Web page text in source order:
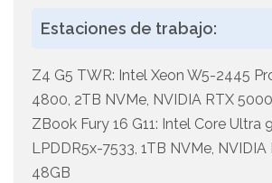
Estaciones de trabajo:
Z4 G5 TWR: Intel Xeon W5-2445
4800, 2TB NVMe, NVIDIA RTX 5000
ZBook Fury 16 G11: Intel Core Ultra
LPDDR5x-7533, 1TB NVMe,
48GB